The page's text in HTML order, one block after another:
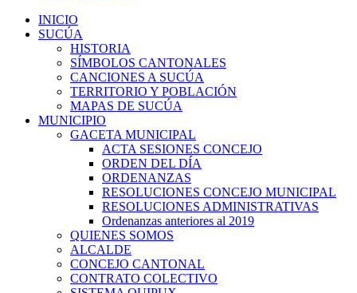
INICIO
SUCÚA
HISTORIA
SÍMBOLOS CANTONALES
CANCIONES A SUCÚA
TERRITORIO Y POBLACIÓN
MAPAS DE SUCÚA
MUNICIPIO
GACETA MUNICIPAL
ACTA SESIONES CONCEJO
ORDEN DEL DÍA
ORDENANZAS
RESOLUCIONES CONCEJO MUNICIPAL
RESOLUCIONES ADMINISTRATIVAS
Ordenanzas anteriores al 2019
QUIENES SOMOS
ALCALDE
CONCEJO CANTONAL
CONTRATO COLECTIVO